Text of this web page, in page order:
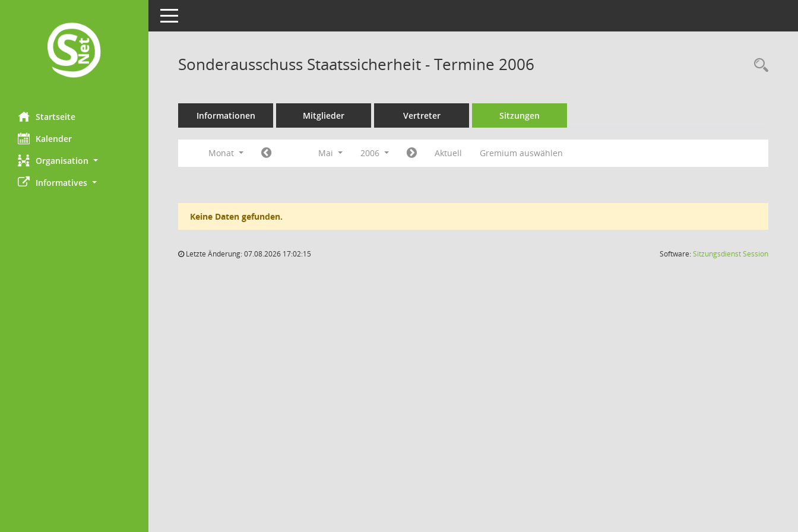
Startseite
Kalender
Organisation
Informatives
Toggle navigation
Sonderausschuss Staatssicherheit - Termine 2006
Informationen Mitglieder Vertreter Sitzungen
Monat Mai 2006 Aktuell Gremium auswählen
Keine Daten gefunden.
Letzte Änderung: 07.08.2026 17:02:15 Software:SitzungsdienstSession(Wird in